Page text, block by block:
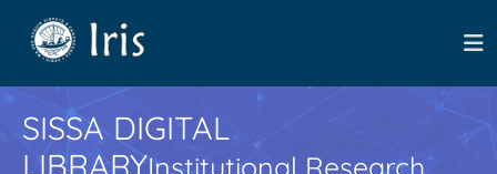
SISSA DIGITAL
LIBRARYInstitutional Research